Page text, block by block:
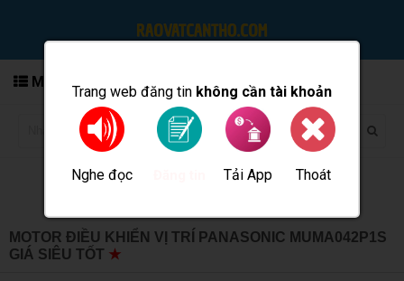
Trang web đăng tin không cần tài khoản
Nghe đọc Tải App Thoát
MENU
MOTOR ĐIỀU KHIỂN VỊ TRÍ PANASONIC MUMA042P1S
GIÁ SIÊU TỐT ★